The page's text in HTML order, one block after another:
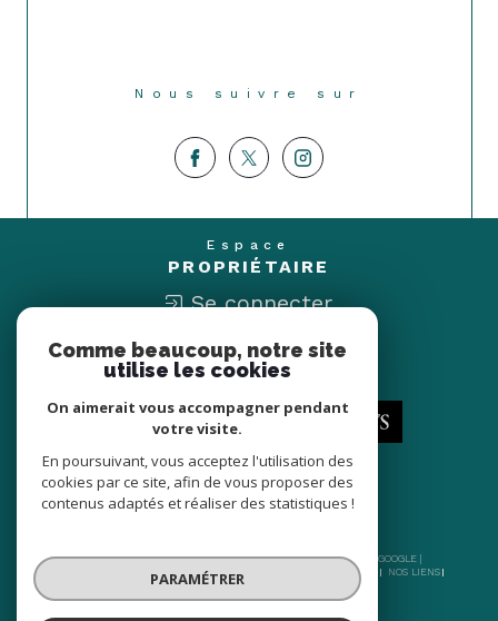
Nous suivre sur
Espace
PROPRIÉTAIRE
Se connecter
Nous
ADHÉRONS
© 2026 | TOUS DROITS RÉSERVÉS | TRADUCTION POWERED BY GOOGLE |
PLAN DU SITE ADMIN
NOS LIENS
POLITIQUE RGPD
Comme beaucoup, notre site
utilise les cookies
On aimerait vous accompagner pendant
votre visite.
En poursuivant, vous acceptez l'utilisation des
cookies par ce site, afin de vous proposer des
contenus adaptés et réaliser des statistiques !
PARAMÉTRER